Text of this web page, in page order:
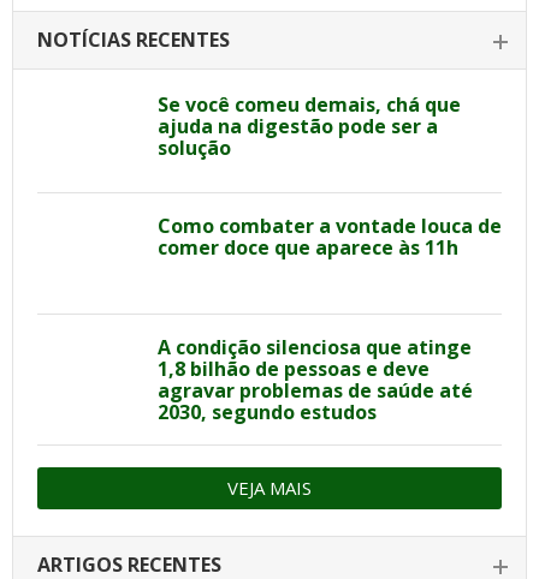
NOTÍCIAS RECENTES
Se você comeu demais, chá que
ajuda na digestão pode ser a
solução
Como combater a vontade louca de
comer doce que aparece às 11h
A condição silenciosa que atinge
1,8 bilhão de pessoas e deve
agravar problemas de saúde até
2030, segundo estudos
VEJA MAIS
ARTIGOS RECENTES